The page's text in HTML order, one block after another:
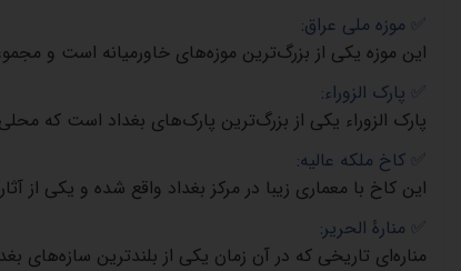
✅
موزه ملی عراق:
این موزه یکی از بزرگ‌ترین موزه‌های خاورمیانه است و
✅
پارک الزوراء:
پارک الزوراء یکی از بزرگ‌ترین پارک‌های بغداد است که
✅
کاخ ملکه عالیه:
این کاخ با معماری زیبا در مرکز بغداد واقع شده و یکی
✅
منارۀ الحریر:
مناره‌ای تاریخی که در آن زمان یکی از بلندترین سازه‌های